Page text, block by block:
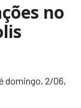
no
domingo, 2/06,